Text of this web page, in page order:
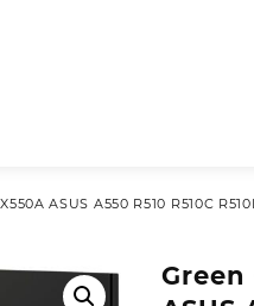
ASUS A550 R510 R510C
Green